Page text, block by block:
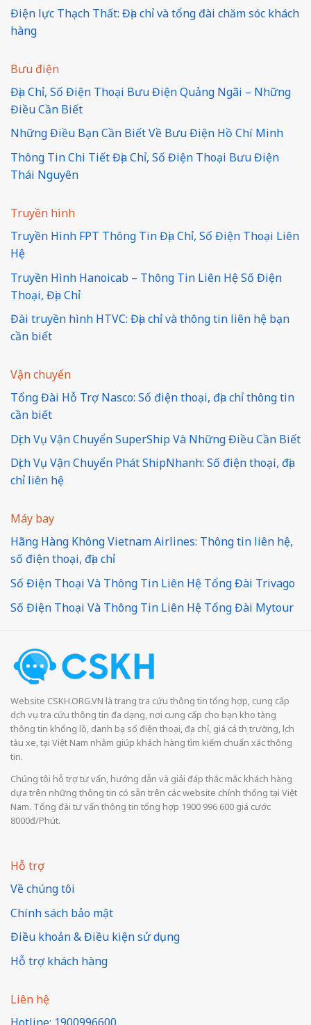
Điện lực Thạch Thất: Địa chỉ và tổng đài chăm sóc khách
hàng
Bưu điện
Địa Chỉ, Số Điện Thoại Bưu Điện Quảng Ngãi – Những
Điều Cần Biết
Những Điều Bạn Cần Biết Về Bưu Điện Hồ Chí Minh
Thông Tin Chi Tiết Địa Chỉ, Số Điện Thoại Bưu Điện
Thái Nguyên
Truyền hình
Truyền Hình FPT Thông Tin Địa Chỉ, Số Điện Thoại Liên
Hệ
Truyền Hình Hanoicab – Thông Tin Liên Hệ Số Điện
Thoại, Địa Chỉ
Đài truyền hình HTVC: Địa chỉ và thông tin liên hệ bạn
cần biết
Vận chuyển
Tổng Đài Hỗ Trợ Nasco: Số điện thoại, địa chỉ thông tin
cần biết
Dịch Vụ Vận Chuyển SuperShip Và Những Điều Cần Biết
Dịch Vụ Vận Chuyển Phát ShipNhanh: Số điện thoại, địa
chỉ liên hệ
Máy bay
Hãng Hàng Không Vietnam Airlines: Thông tin liên hệ,
số điện thoại, địa chỉ
Số Điện Thoại Và Thông Tin Liên Hệ Tổng Đài Trivago
Số Điện Thoại Và Thông Tin Liên Hệ Tổng Đài Mytour
Website CSKH.ORG.VN là trang tra cứu thông tin tổng hợp, cung cấp
dịch vụ tra cứu thông tin đa dạng, nơi cung cấp cho bạn kho tàng
thông tin khổng lồ, danh bạ số điện thoại, địa chỉ, giá cả thị trường, lịch
tàu xe, tại Việt Nam nhằm giúp khách hàng tìm kiếm chuẩn xác thông
tin.
Chúng tôi hỗ trợ tư vấn, hướng dẫn và giải đáp thắc mắc khách hàng
dựa trên những thông tin có sẵn trên các website chính thống tại Việt
Nam. Tổng đài tư vấn thông tin tổng hợp 1900 996 600 giá cước
8000đ/Phút.
Hỗ trợ
Về chúng tôi
Chính sách bảo mật
Điều khoản & Điều kiện sử dụng
Hỗ trợ khách hàng
Liên hệ